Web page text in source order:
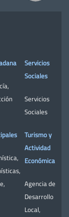
,
,
,
,
Servicios
Sociales
Servicios
Sociales
Turismo y
Actividad
Económica
Agencia de
Desarrollo
Local,